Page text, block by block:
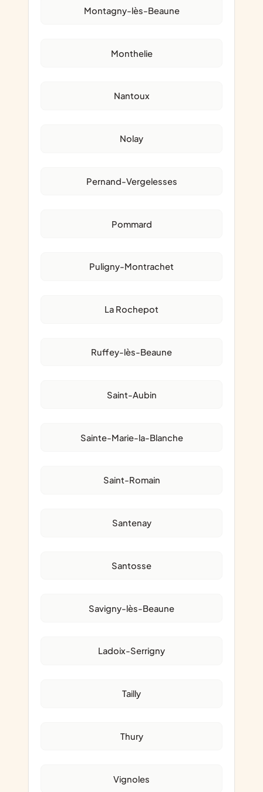
Montagny-lès-Beaune
Monthelie
Nantoux
Nolay
Pernand-Vergelesses
Pommard
Puligny-Montrachet
La Rochepot
Ruffey-lès-Beaune
Saint-Aubin
Sainte-Marie-la-Blanche
Saint-Romain
Santenay
Santosse
Savigny-lès-Beaune
Ladoix-Serrigny
Tailly
Thury
Vignoles